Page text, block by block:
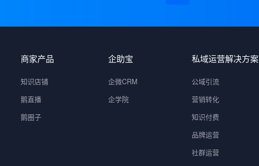
商家产品
知识店铺
鹅直播
鹅圈子
企助宝
企微CRM
企学院
私域运营解决方案
公域引流
营销转化
知识付费
品牌运营
社群运营